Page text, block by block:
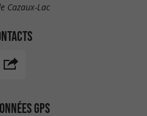
Cazaux-Lac
GPS